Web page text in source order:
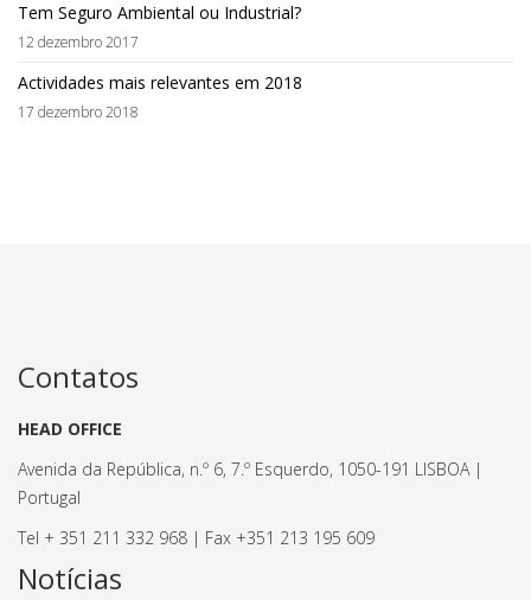
Tem Seguro Ambiental ou Industrial?
12 dezembro 2017
Actividades mais relevantes em 2018
17 dezembro 2018
Contatos
HEAD OFFICE
Avenida da República, n.º 6, 7.º Esquerdo, 1050-191 LISBOA |
Portugal
Tel + 351 211 332 968 | Fax +351 213 195 609
Notícias